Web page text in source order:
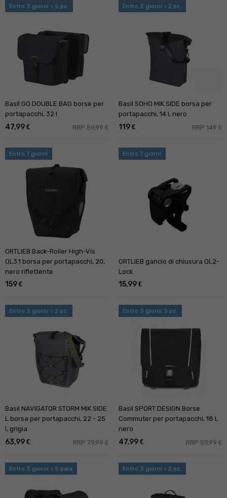
Entro 3 giorni > 5 pz.
Basil GO DOUBLE BAG borse per
portapacchi, 32 l
47,99 € RRP 59,99 €
Entro 3 giorni > 2 pz.
Basil SOHO MIK SIDE borsa per
portapacchi, 14 l, nero
119 € RRP 149 €
Entro 7 giorni
ORTLIEB Back-Roller High-Vis
QL3.1 borsa per portapacchi, 20,
nero riflettente
159 €
Entro 7 giorni
ORTLIEB gancio di chiusura QL2-
Lock
15,99 €
Entro 3 giorni > 2 pz.
Basil NAVIGATOR STORM MIK SIDE
L borsa per portapacchi, 22 - 25
l, grigia
63,99 € RRP 79,99 €
Entro 3 giorni 3 pz.
Basil SPORT DESIGN Borse
Commuter per portapacchi, 18 l,
nero
47,99 € RRP 59,99 €
Entro 3 giorni > 5 paia Entro 3 giorni > 2 pz.